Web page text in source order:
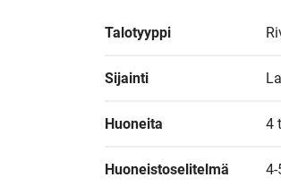
Talotyyppi
Sijainti
Huoneita 4
Huoneistoselitelmä 4-